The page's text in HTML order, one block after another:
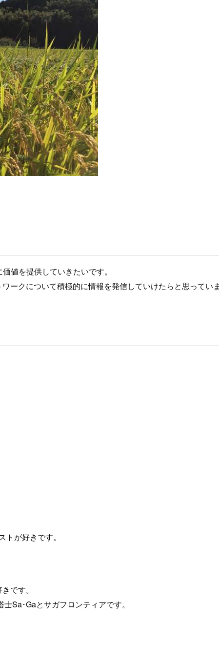
値を提供していきたいです。
ークについて積極的に情報を発信していけたらと思ってい
トが好きです。
です。
Sa･Gaとサガフロンティアです。